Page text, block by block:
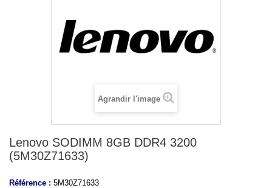
Agrandir l'image
Lenovo SODIMM 8GB DDR4 3200
(5M30Z71633)
Référence : 5M30Z71633